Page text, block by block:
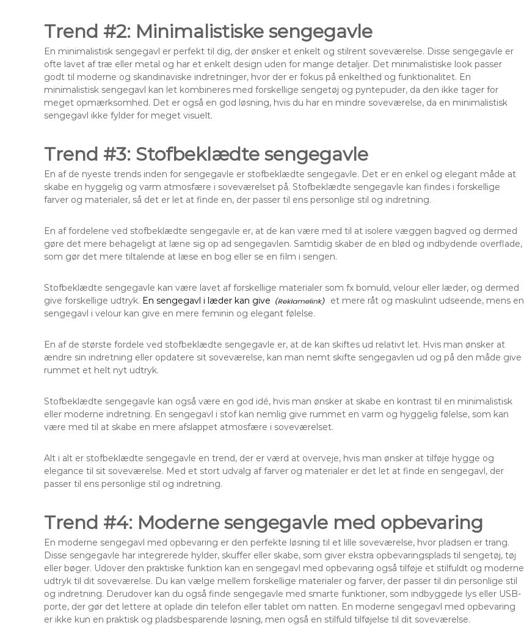
Trend #2: Minimalistiske sengegavle
En minimalistisk sengegavl er perfekt til dig, der ønsker et enkelt og stilrent soveværelse. Disse sengegavle er
ofte lavet af træ eller metal og har et enkelt design uden for mange detaljer. Det minimalistiske look passer
godt til moderne og skandinaviske indretninger, hvor der er fokus på enkelthed og funktionalitet. En
minimalistisk sengegavl kan let kombineres med forskellige sengetøj og pyntepuder, da den ikke tager for
meget opmærksomhed. Det er også en god løsning, hvis du har en mindre soveværelse, da en minimalistisk
sengegavl ikke fylder for meget visuelt.
Trend #3: Stofbeklædte sengegavle
En af de nyeste trends inden for sengegavle er stofbeklædte sengegavle. Det er en enkel og elegant måde at
skabe en hyggelig og varm atmosfære i soveværelset på. Stofbeklædte sengegavle kan findes i forskellige
farver og materialer, så det er let at finde en, der passer til ens personlige stil og indretning.
En af fordelene ved stofbeklædte sengegavle er, at de kan være med til at isolere væggen bagved og dermed
gøre det mere behageligt at læne sig op ad sengegavlen. Samtidig skaber de en blød og indbydende overflade,
som gør det mere tiltalende at læse en bog eller se en film i sengen.
Stofbeklædte sengegavle kan være lavet af forskellige materialer som fx bomuld, velour eller læder, og dermed
give forskellige udtryk. En sengegavl i læder kan give
et mere råt og maskulint udseende, mens en
sengegavl i velour kan give en mere feminin og elegant følelse.
En af de største fordele ved stofbeklædte sengegavle er, at de kan skiftes ud relativt let. Hvis man ønsker at
ændre sin indretning eller opdatere sit soveværelse, kan man nemt skifte sengegavlen ud og på den måde give
rummet et helt nyt udtryk.
Stofbeklædte sengegavle kan også være en god idé, hvis man ønsker at skabe en kontrast til en minimalistisk
eller moderne indretning. En sengegavl i stof kan nemlig give rummet en varm og hyggelig følelse, som kan
være med til at skabe en mere afslappet atmosfære i soveværelset.
Alt i alt er stofbeklædte sengegavle en trend, der er værd at overveje, hvis man ønsker at tilføje hygge og
elegance til sit soveværelse. Med et stort udvalg af farver og materialer er det let at finde en sengegavl, der
passer til ens personlige stil og indretning.
Trend #4: Moderne sengegavle med opbevaring
En moderne sengegavl med opbevaring er den perfekte løsning til et lille soveværelse, hvor pladsen er trang.
Disse sengegavle har integrerede hylder, skuffer eller skabe, som giver ekstra opbevaringsplads til sengetøj, tøj
eller bøger. Udover den praktiske funktion kan en sengegavl med opbevaring også tilføje et stilfuldt og moderne
udtryk til dit soveværelse. Du kan vælge mellem forskellige materialer og farver, der passer til din personlige stil
og indretning. Derudover kan du også finde sengegavle med smarte funktioner, som indbyggede lys eller USB-
porte, der gør det lettere at oplade din telefon eller tablet om natten. En moderne sengegavl med opbevaring
er ikke kun en praktisk og pladsbesparende løsning, men også en stilfuld tilføjelse til dit soveværelse.